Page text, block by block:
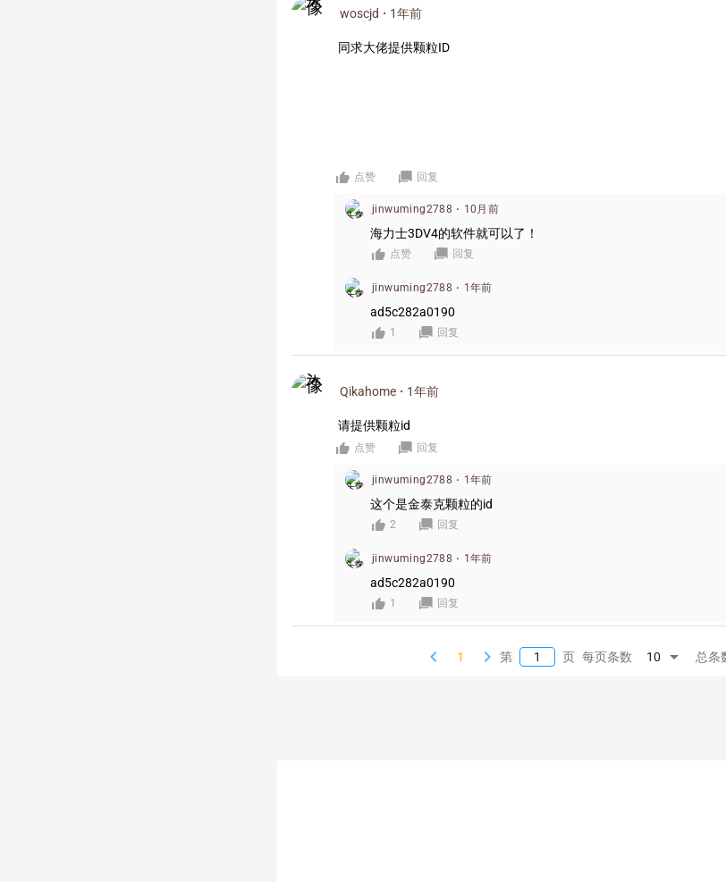
woscjd · 1年前
同求大佬提供颗粒ID
点赞 回复
jinwuming2788 · 10月前
海力士3DV4的软件就可以了！
点赞 回复
jinwuming2788 · 1年前
ad5c282a0190
1 回复
Qikahome · 1年前
请提供颗粒id
点赞 回复
jinwuming2788 · 1年前
这个是金泰克颗粒的id
2 回复
jinwuming2788 · 1年前
ad5c282a0190
1 回复
keyboard_arrow_left 1 keyboard_arrow_right 第 页 每页条数 10 arrow_drop_down 总条